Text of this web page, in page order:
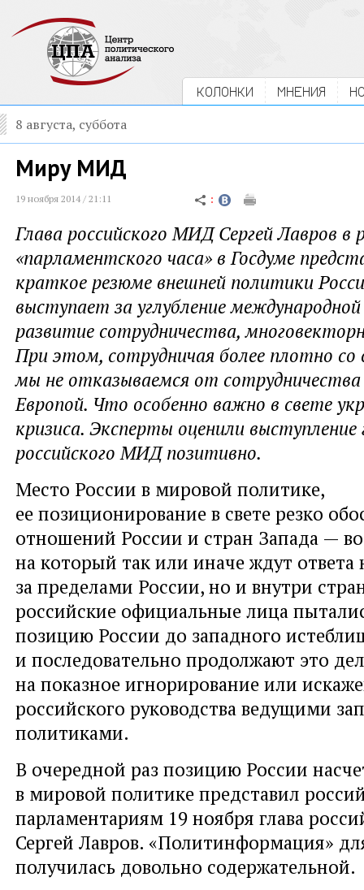
КОЛОНКИ МНЕНИЯ
8 августа, суббота
Миру МИД
19 ноября 2014 / 21:11
Глава российского МИД Сергей Лавров в
«парламентского часа» в Госдуме
краткое резюме внешней политики
выступает за углубление
развитие сотрудничества,
При этом, сотрудничая более плотно
мы не отказываемся от сотрудничества
Европой. Что особенно важно в свете
кризиса. Эксперты оценили выступление
российского МИД позитивно.
Место России в мировой политике,
ее позиционирование в свете резко
отношений России и стран Запада —
на который так или иначе ждут ответа
за пределами России, но и внутри
российские официальные лица
позицию России до западного
и последовательно продолжают это
на показное игнорирование или
российского руководства ведущими
политиками.
В очередной раз позицию России
в мировой политике представил
парламентариям 19 ноября глава
Сергей Лавров. «Политинформация»
получилась довольно содержательной.